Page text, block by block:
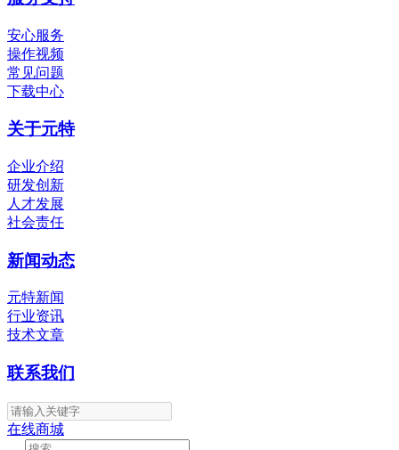
安心服务
操作视频
常见问题
下载中心
关于元特
企业介绍
研发创新
人才发展
社会责任
新闻动态
元特新闻
行业资讯
技术文章
联系我们
在线商城